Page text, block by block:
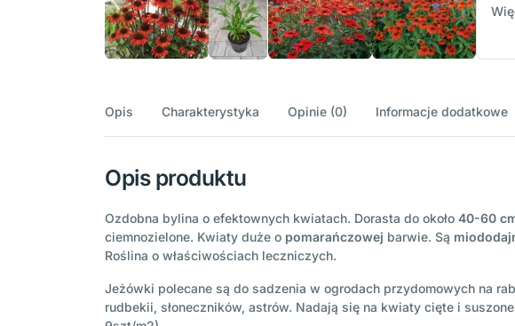
Opis Charakterystyka Opinie (0) Informacje dodatkowe
Opis produktu
Ozdobna bylina o efektownych kwiatach. Dorasta do około 40-60
ciemnozielone. Kwiaty duże o pomarańczowej barwie. Są
Roślina o właściwościach leczniczych.
Jeżówki polecane są do sadzenia w ogrodach przydomowych na
rudbekii, słoneczników, astrów. Nadają się na kwiaty cięte i